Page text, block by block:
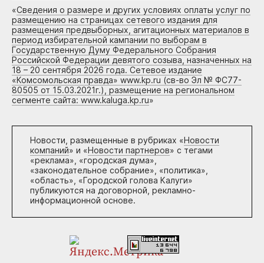
«Сведения о размере и других условиях оплаты услуг по
размещению на страницах сетевого издания для
размещения предвыборных, агитационных материалов в
период избирательной кампании по выборам в
Государственную Думу Федерального Собрания
Российской Федерации девятого созыва, назначенных на
18 – 20 сентября 2026 года. Сетевое издание
«Комсомольская правда» www.kp.ru (св-во Эл № ФС77-
80505 от 15.03.2021г.), размещение на региональном
сегменте сайта: www.kaluga.kp.ru»
Новости, размещенные в рубриках «Новости
компаний» и «Новости партнеров» с тегами
«реклама», «городская дума»,
«законодательное собрание», «политика»,
«область», «Городской голова Калуги»
публикуются на договорной, рекламно-
информационной основе.